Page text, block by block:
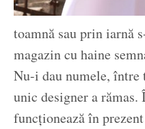
toamnă sau prin iarnă
magazin cu haine
Nu-i dau numele,
unic designer a
funcționează în prezent